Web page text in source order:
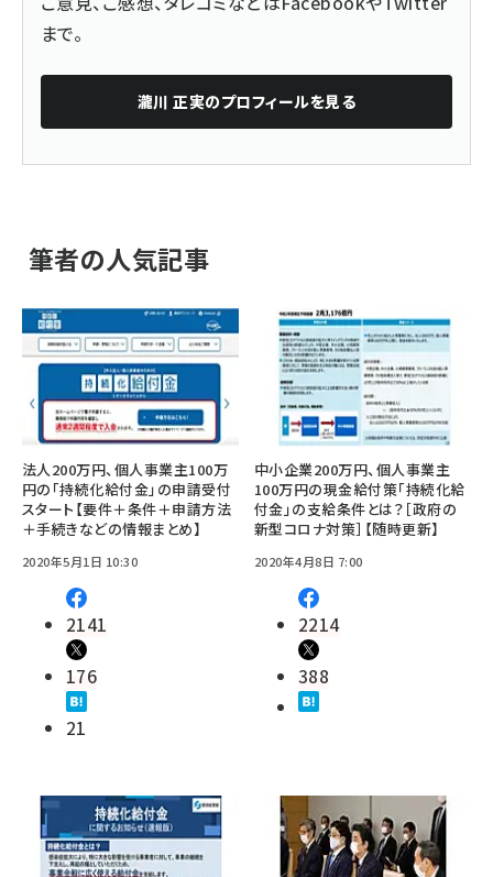
まで。
瀧川 正実のプロフィールを見る
筆者の人気記事
法人200万円、個人事業主100万
円の「持続化給付金」の申請受付
スタート【要件＋条件＋申請方法
＋手続きなどの情報まとめ】
2020年5月1日 10:30
2141
176
21
中小企業200万円、個人事業主
100万円の現金給付策「持続化給
付金」の支給条件とは？［政府の
新型コロナ対策］【随時更新】
2020年4月8日 7:00
2214
388